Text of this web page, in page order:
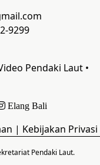
9299
Pendaki Laut•
Elang Bali
| Kebijakan Privasi
Pendaki Laut.